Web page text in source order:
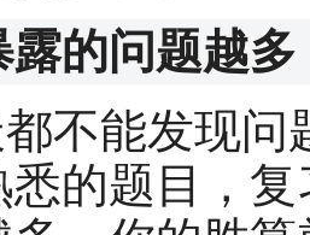
露的问题越
不能发现问
的题目，